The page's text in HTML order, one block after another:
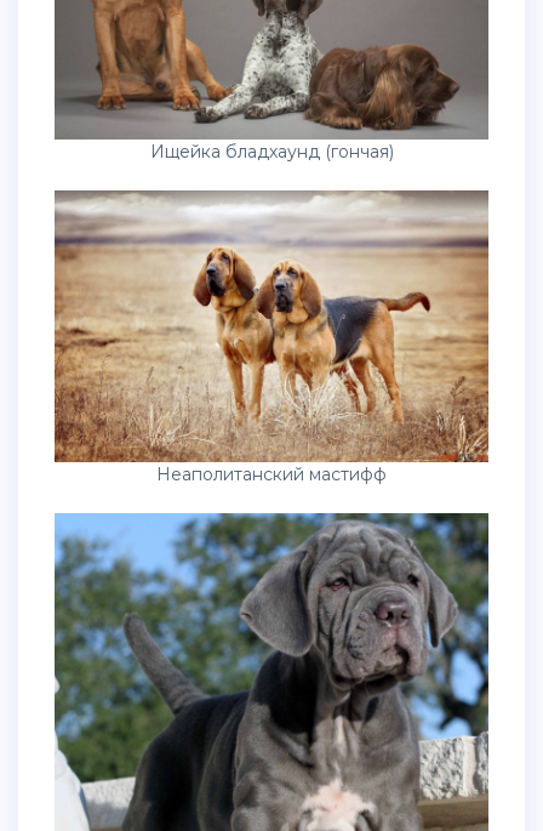
Ищейка бладхаунд (гончая)
Неаполитанский мастифф